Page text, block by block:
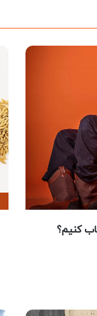
کنیم؟